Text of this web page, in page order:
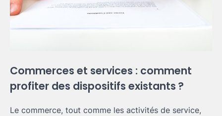
Commerces et services : comment
profiter des dispositifs existants ?
Le commerce, tout comme les activités de service,